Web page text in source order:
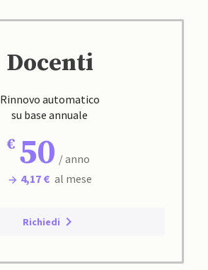
Docenti
Rinnovo automatico
su base annuale
50 / anno
4,17 € al mese
Richiedi